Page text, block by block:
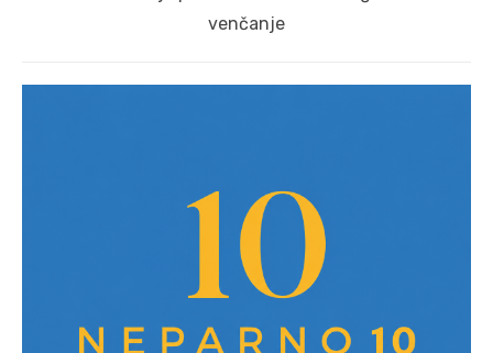
venčanje